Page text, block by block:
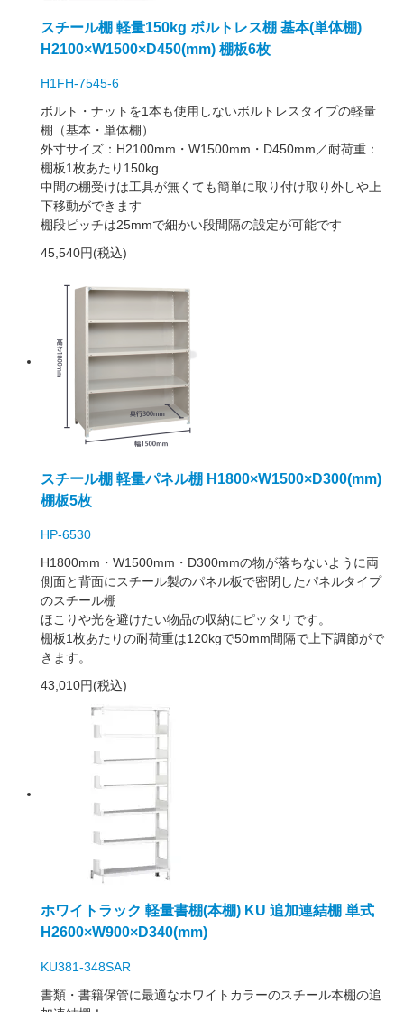
スチール棚 軽量150kg ボルトレス棚 基本(単体棚)
H2100×W1500×D450(mm) 棚板6枚
H1FH-7545-6
ボルト・ナットを1本も使用しないボルトレスタイプの軽量
棚（基本・単体棚）
外寸サイズ：H2100mm・W1500mm・D450mm／耐荷重：
棚板1枚あたり150kg
中間の棚受けは工具が無くても簡単に取り付け取り外しや上
下移動ができます
棚段ピッチは25mmで細かい段間隔の設定が可能です
45,540円(税込)
スチール棚 軽量パネル棚 H1800×W1500×D300(mm)
棚板5枚
HP-6530
H1800mm・W1500mm・D300mmの物が落ちないように両
側面と背面にスチール製のパネル板で密閉したパネルタイプ
のスチール棚
ほこりや光を避けたい物品の収納にピッタリです。
棚板1枚あたりの耐荷重は120kgで50mm間隔で上下調節がで
きます。
43,010円(税込)
ホワイトラック 軽量書棚(本棚) KU 追加連結棚 単式
H2600×W900×D340(mm)
KU381-348SAR
書類・書籍保管に最適なホワイトカラーのスチール本棚の追